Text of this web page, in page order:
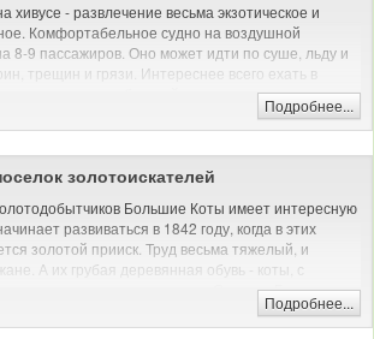
хивусе - развлечение весьма экзотическое и
Комфортабельное судно на воздушной
8-9 пассажиров. Оно может идти по суше, льду и
трещин и грязи. Интереснее всего ехать в
когда есть боковой ветер, и судно сносит в
принесет яркие эмоции и настоящий драйв.
Подробнее...
золотоискателей
Большие Коты имеет интересную
развиваться в 1842 году, когда в этих
золотой прииск. Труд весьма тяжелый, и
А их грубая деревянная обувь - коты, с
дает название поселку. Сегодня Большие
объект для экологического туризма.
Подробнее...